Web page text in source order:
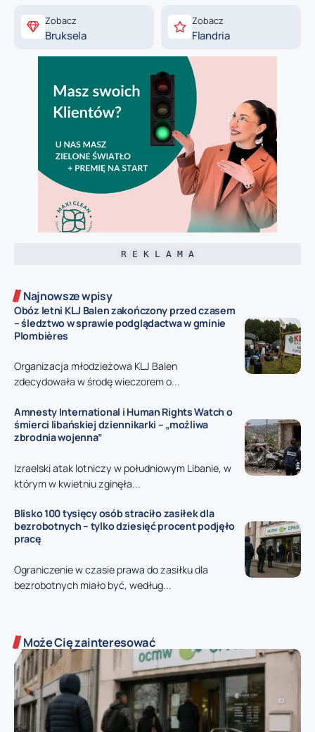
Zobacz
Bruksela
Zobacz
Flandria
R E K L A M A
Najnowsze wpisy
Obóz letni KLJ Balen zakończony przed czasem
– śledztwo w sprawie podglądactwa w gminie
Plombières
Organizacja młodzieżowa KLJ Balen
zdecydowała w środę wieczorem o...
Amnesty International i Human Rights Watch o
śmierci libańskiej dziennikarki – „możliwa
zbrodnia wojenna”
Izraelski atak lotniczy w południowym Libanie, w
którym w kwietniu zginęła...
Blisko 100 tysięcy osób straciło zasiłek dla
bezrobotnych – tylko dziesięć procent podjęło
pracę
Ograniczenie w czasie prawa do zasiłku dla
bezrobotnych miało być, według...
Może Cię zainteresować